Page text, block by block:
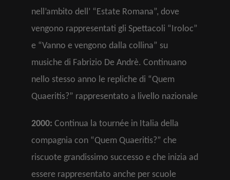
nell’ambito dell’ “Estate Romana”, dove
vengono rappresentati gli Spettacoli “Iroloc”
e “Vanno e vengono dalla collina” su
musiche di Fabrizio De Andrè. Continuano
nello stesso anno le repliche di “Quem
Quaeritis?” rappresentato a livello nazionale
2000: Continua la tournée in Italia della
compagnia con “Quem Quaeritis?” che
riscuote grandissimo successo e che inizia ad
essere rappresentato anche per scuole